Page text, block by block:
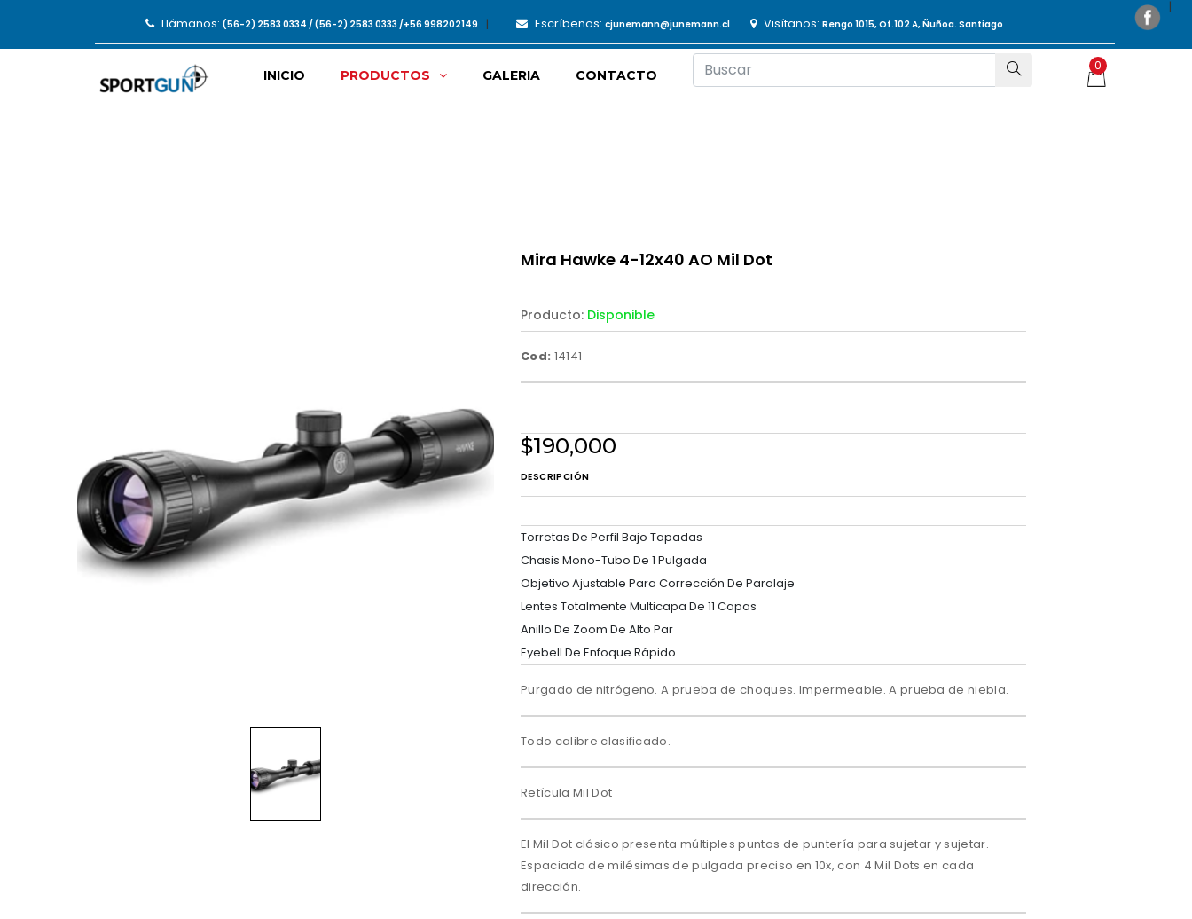
Llámanos: (56-2) 2583 0334 / (56-2) 2583 0333 /+56 998202149 Escríbenos: cjunemann@junemann.cl Visítanos: Rengo 1015, Of.102 A, Ñuñoa. Santiago
INICIO PRODUCTOS GALERIA CONTACTO
Mira Hawke 4-12x40 AO Mil Dot
Producto: Disponible
Cod: 14141
$190,000
DESCRIPCIÓN
Torretas De Perfil Bajo Tapadas
Chasis Mono-Tubo De 1 Pulgada
Objetivo Ajustable Para Corrección De Paralaje
Lentes Totalmente Multicapa De 11 Capas
Anillo De Zoom De Alto Par
Eyebell De Enfoque Rápido
Purgado de nitrógeno. A prueba de choques. Impermeable. A prueba de niebla.
Todo calibre clasificado.
Retícula Mil Dot
El Mil Dot clásico presenta múltiples puntos de puntería para sujetar y sujetar.
Espaciado de milésimas de pulgada preciso en 10x, con 4 Mil Dots en cada
dirección.